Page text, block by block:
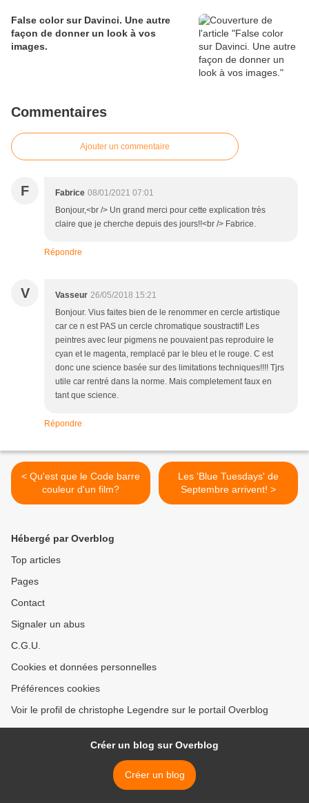
False color sur Davinci. Une autre
façon de donner un look à vos
images.
Commentaires
Ajouter un commentaire
F Fabrice 08/01/2021 07:01
Bonjour,<br /> Un grand merci pour cette explication très
claire que je cherche depuis des jours!!<br /> Fabrice.
Répondre
V Vasseur 26/05/2018 15:21
Bonjour. Vius faites bien de le renommer en cercle artistique
car ce n est PAS un cercle chromatique soustractif! Les
peintres avec leur pigmens ne pouvaient pas reproduire le
cyan et le magenta, remplacé par le bleu et le rouge. C est
donc une science basée sur des limitations techniques!!!! Tjrs
utile car rentré dans la norme. Mais completement faux en
tant que science.
Répondre
< Qu'est que le Code barre
couleur d'un film?
Les 'Blue Tuesdays' de
Septembre arrivent! >
Hébergé par Overblog
Top articles
Pages
Contact
Signaler un abus
C.G.U.
Cookies et données personnelles
Préférences cookies
Voir le profil de christophe Legendre sur le portail Overblog
Créer un blog sur Overblog
Créer un blog